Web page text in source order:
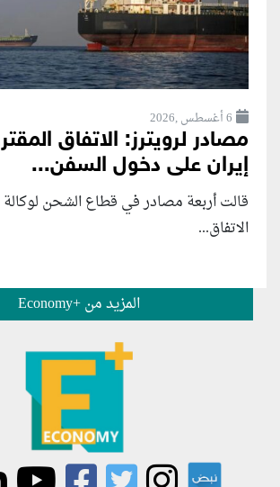
6 أغسطس ,2026
مصادر لرويترز: الاتفاق
إيران على دخول السفن...
قالت أربعة مصادر في قطاع الشحن
الاتفاق...
المزيد من +Economy